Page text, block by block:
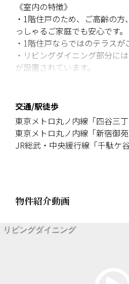
《室内の特徴》
・1階住戸のため、ご高齢の
っしゃるご家庭でも安心です。
・1階住戸ならではのテラスが
・リビングダイニング部分に
が設置されています。
《共用部分》
・24時間のゴミ出しに対応し
ります。
・ペット飼育可。（管理規約等
・メールコーナーには、不在
・ALSOKによる24時間遠隔監
交通/駅徒歩
東京メトロ丸ノ内線「四谷三
東京メトロ丸ノ内線「新宿御
JR総武・中央緩行線「千駄
物件紹介動画